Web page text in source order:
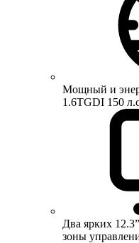
Мощный и
1.6TGDI 150
Два ярких
зоны